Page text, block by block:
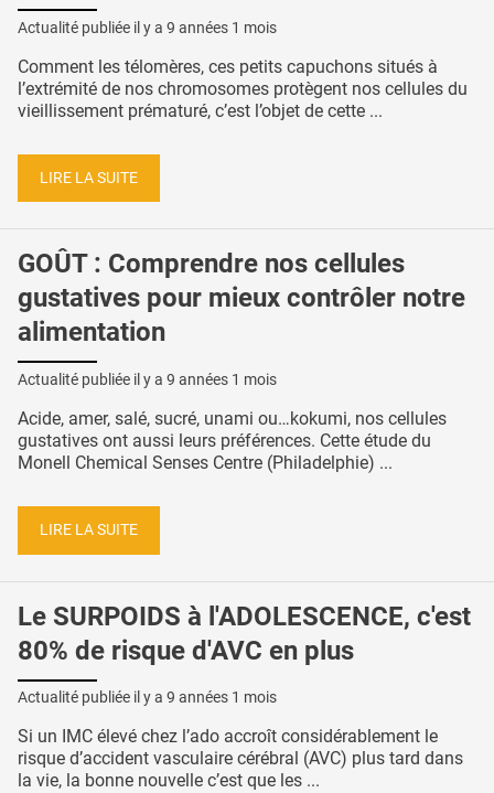
Actualité publiée il y a 9 années 1 mois
Comment les télomères, ces petits capuchons situés à
l’extrémité de nos chromosomes protègent nos cellules du
vieillissement prématuré, c’est l’objet de cette ...
LIRE LA SUITE
GOÛT : Comprendre nos cellules
gustatives pour mieux contrôler notre
alimentation
Actualité publiée il y a 9 années 1 mois
Acide, amer, salé, sucré, unami ou…kokumi, nos cellules
gustatives ont aussi leurs préférences. Cette étude du
Monell Chemical Senses Centre (Philadelphie) ...
LIRE LA SUITE
Le SURPOIDS à l'ADOLESCENCE, c'est
80% de risque d'AVC en plus
Actualité publiée il y a 9 années 1 mois
Si un IMC élevé chez l’ado accroît considérablement le
risque d’accident vasculaire cérébral (AVC) plus tard dans
la vie, la bonne nouvelle c’est que les ...